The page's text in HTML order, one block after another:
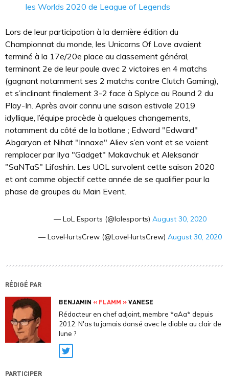
les Worlds 2020 de League of Legends
Lors de leur participation à la dernière édition du
Championnat du monde, les Unicorns Of Love avaient
terminé à la 17e/20e place au classement général,
terminant 2e de leur poule avec 2 victoires en 4 matchs
(gagnant notamment ses 2 matchs contre Clutch Gaming),
et s’inclinant finalement 3-2 face à Splyce au Round 2 du
Play-In. Après avoir connu une saison estivale 2019
idyllique, l’équipe procède à quelques changements,
notamment du côté de la botlane ; Edward "Edward"
Abgaryan et Nihat "Innaxe" Aliev s’en vont et se voient
remplacer par Ilya "Gadget" Makavchuk et Aleksandr
"SaNTaS" Lifashin. Les UOL survolent cette saison 2020
et ont comme objectif cette année de se qualifier pour la
phase de groupes du Main Event.
— LoL Esports (@lolesports) August 30, 2020
— LoveHurtsCrew (@LoveHurtsCrew) August 30, 2020
RÉDIGÉ PAR
BENJAMIN « FLAMM »VANESE
Rédacteur en chef adjoint, membre *aAa* depuis
2012. N'as tu jamais dansé avec le diable au clair de
lune ?
Twitter
PARTICIPER